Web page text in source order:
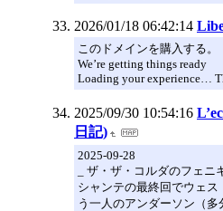
2026/01/18 06:42:14
このドメインを購入する。
We’re getting things ready
Loading your experience…
2025/09/30 10:54:16
日記)
2025-09-28
_ ザ・ザ・コルダのフェニ
シャンテの最終回でウェ
う一人のアンダーソン（